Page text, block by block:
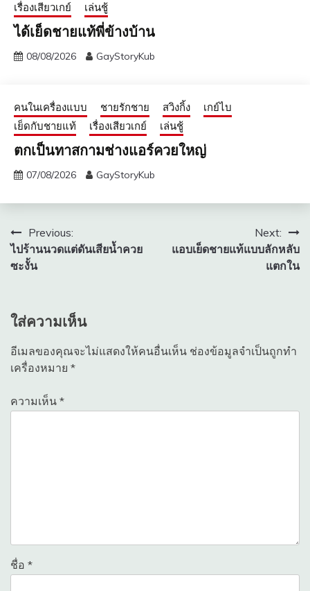
เรื่องเสียวเกย์
เล่นชู้
ได้เย็ดชายแท้พี่ข้างบ้าน
08/08/2026 GayStoryKub
คนในเครื่องแบบ ชายรักชาย สวิงกิ้ง
เกย์ไบ
เย็ดกับชายแท้
เรื่องเสียวเกย์ เล่นชู้
ตกเป็นทาสกามช่างแอร์ควยใหญ่
07/08/2026 GayStoryKub
แนะแนว
เรื่อง
Previous:
ไปร้านนวดแต่ดันเสียน้ำควย
ซะงั้น
Next:
แอบเย็ดชายแท้แบบลักหลับ
แตกใน
ใส่ความเห็น
อีเมลของคุณจะไม่แสดงให้คนอื่นเห็น ช่องข้อมูลจำเป็นถูกทำ
เครื่องหมาย *
ความเห็น *
ชื่อ *